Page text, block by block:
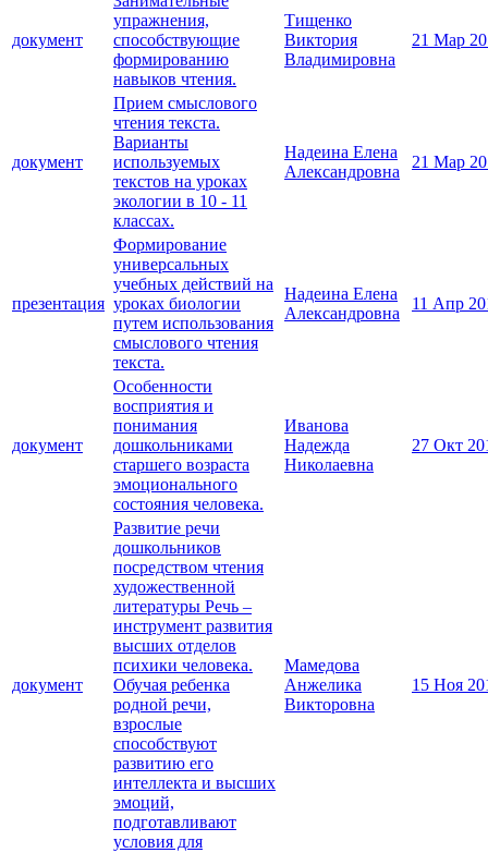
документ
упражнения,
способствующие
формированию
навыков чтения.
Тищенко
Виктория
Владимировна
21 Мар
документ
Прием смыслового
чтения текста.
Варианты
используемых
текстов на уроках
экологии в 10 - 11
классах.
Надеина Елена
Александровна
21 Мар
презентация
Формирование
универсальных
учебных действий на
уроках биологии
путем использования
смыслового чтения
текста.
Надеина Елена
Александровна
11 Апр
документ
Особенности
восприятия и
понимания
дошкольниками
старшего возраста
эмоционального
состояния человека.
Иванова
Надежда
Николаевна
27 Окт
документ
Развитие речи
дошкольников
посредством чтения
художественной
литературы Речь –
инструмент развития
высших отделов
психики человека.
Обучая ребенка
родной речи,
взрослые
способствуют
развитию его
интеллекта и высших
эмоций,
подготавливают
условия для
Мамедова
Анжелика
Викторовна
15 Ноя